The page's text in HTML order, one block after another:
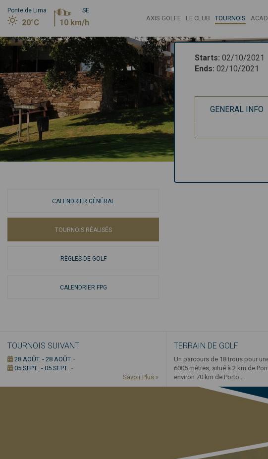
Ponte de Lima
20°C
SE
10 km/h AXIS GOLFE LE CLUB TOURNOIS
Starts: 02/10/2021
Ends: 02/10/2021
GENERAL INFO
CALENDRIER GÉNÉRAL
TOURNOIS RÉALISÉS
RÈGLES DE GOLF
CALENDRIER FPG
TOURNOIS SUIVANT
28 AOÛT. - 28 AOÛT. -
05 SEPT.. - 05 SEPT.. -
Savoir Plus »
TERRAIN DE GOLF
Un parcours de 18 trous pour
6005 mètres, situé à 2 km de
environ 70 km de Porto ...